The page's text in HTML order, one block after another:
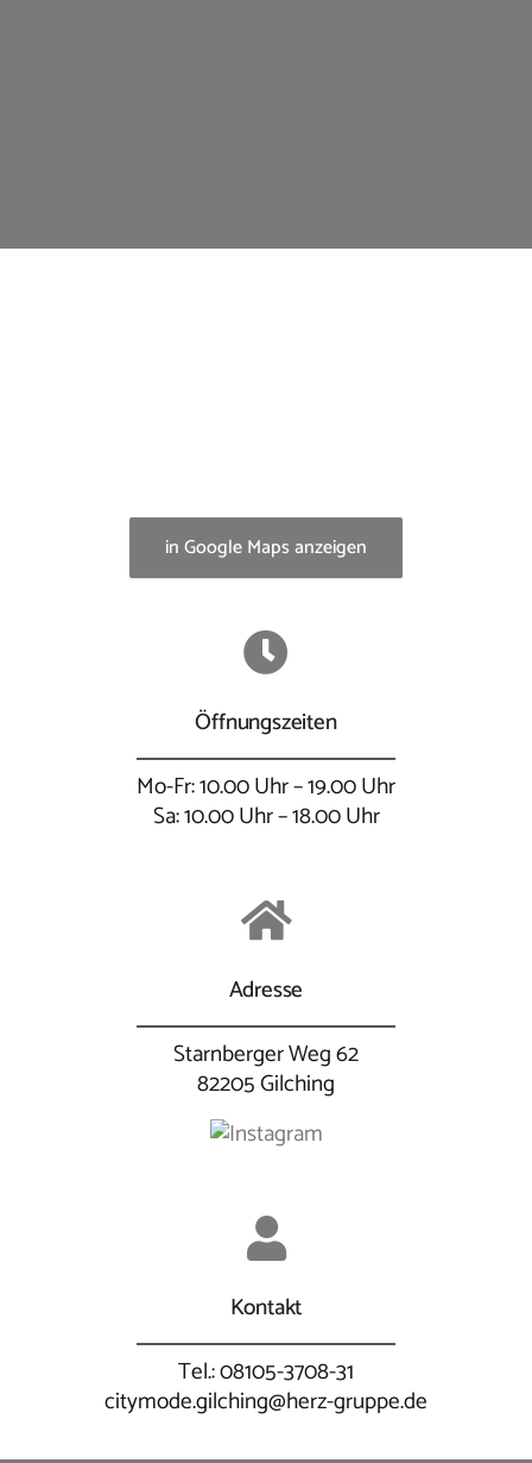
in Google Maps anzeigen
Öffnungszeiten
Mo-Fr: 10.00 Uhr – 19.00 Uhr
Sa: 10.00 Uhr – 18.00 Uhr
Adresse
Starnberger Weg 62
82205 Gilching
Kontakt
Tel.: 08105-3708-31
citymode.gilching@herz-gruppe.de